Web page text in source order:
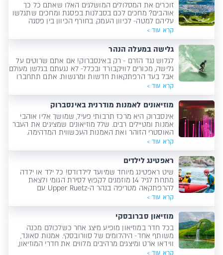
זוכרים את המסלולים המושלגים האלו שאתם כל כך
אוהבים? מחכים לכם בסבלנות בפסגת ומחכים שתגלשו
עליהם למטה- לכיוון העמק. בחורף הכיוון בין פסגה
לעיירה די ברור. ובקיץ? ההר כולו לרשותכם. אזור
אינסברוק מושלם למטיילים שלא מוותרים על האווירה
האורבנית, כי באוסטריה אפשר גם וגם! מצד אחד עיר
הבירה של טירול, ומצד שני טבע מופלא במרכז&hellip;
קרא עוד >
גלישה במעלה הנהר
לגלוש נגד הזרם - רק באינסברוק! אם אתם שרוטים על
גלישה, מכורים לוויקבורד ובכלל- לא נגעתם בגלשן מעולם
אבל בעד הרפתקאות חדשות ומרגשות. אתם תתחברו
לסירת מנוע שתטיס אתכם במעלה הזרם ולאורך הנהר
של אינסברוק. הגלשן רחב ומלא נפח כך שהגלישה תהיה
חלקה ומהנה. מזל שהגעתם לאינסברוק! כי כזה דבר לא
תחוו בשום מקום אחר.
קרא עוד >
מוזיאונים לאמנות מודרנית באינסברוק
אינסברוק היא מרכז תרבותי פעיל, שמושך אליו אוהבי
אמנות ומטיילים רבים. שלל מוזיאונים שמציגים את העבר
האוסטרי הזוהר ואת האמנות העכשווית המדהימה.
קרא עוד >
ראפטינג לילדים
שיט ראפטינג מיוחד שמיועד לילדודס! כל ילד או ילדה
מתחת לגיל 14 מוזמנים לקפוץ לסירת הגומי ולצאת
להרפתקאה מטריפה בנהר ה-Upper Ruetz עם
המדריכים הכי מקצועיים שיש.
קרא עוד >
מוזיאון סברובסקי
בכל חדר במוזיאון מופיע מיצג אחר כשלכולם מכנה
משותף אחד- היהלומים של סוורובסקי. אמנות סאונד,
ווידאו ארט ומיצגים מרהיבים מלווים את חדרי המוזיאון,
שמוכר כאחת מהאטרקציות הפופולריות בטירול
קרא עוד >